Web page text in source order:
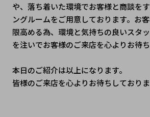
や、落ち着いた環境でお客様と商談を
ングルームをご用意しております。お
限高める為、環境と気持ちの良いスタ
を注いでお客様のご来店を心よりお待ち
本日のご紹介は以上になります。
皆様のご来店を心よりお待ちしておりま